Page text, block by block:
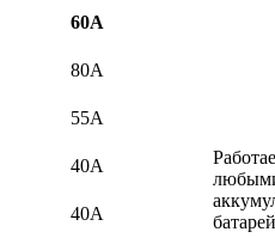
60А
80А
55А
40А
40А